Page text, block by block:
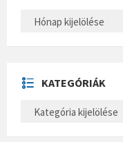
H
U
M
KATEGÓRIÁK
E